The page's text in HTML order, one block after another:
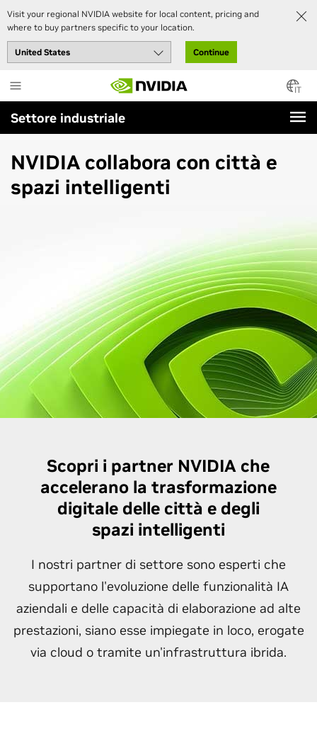
Visit your regional NVIDIA website for local content, pricing and
where to buy partners specific to your location.
Continue
to
main
content
IT
Settore industriale
NVIDIA collabora con città e
spazi intelligenti
Scopri i partner NVIDIA che
accelerano la trasformazione
digitale delle città e degli
spazi intelligenti
I nostri partner di settore sono esperti che
supportano l'evoluzione delle funzionalità IA
aziendali e delle capacità di elaborazione ad alte
prestazioni, siano esse impiegate in loco, erogate
via cloud o tramite un'infrastruttura ibrida.